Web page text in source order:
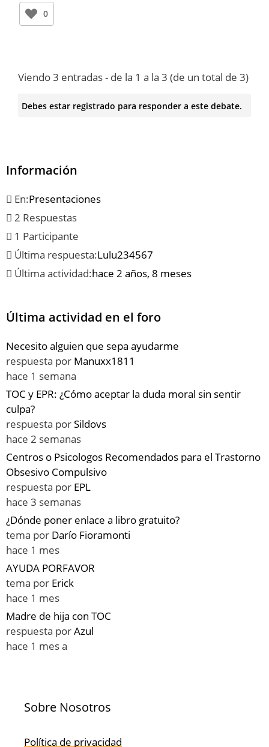
0
Viendo 3 entradas - de la 1 a la 3 (de un total de 3)
Debes estar registrado para responder a este debate.
Información
En:Presentaciones
2 Respuestas
1 Participante
Última respuesta:Lulu234567
Última actividad:hace 2 años, 8 meses
Última actividad en el foro
Necesito alguien que sepa ayudarme
respuesta por Manuxx1811
hace 1 semana
TOC y EPR: ¿Cómo aceptar la duda moral sin sentir
culpa?
respuesta porSildovs
hace 2 semanas
Centros o Psicologos Recomendados para el Trastorno
Obsesivo Compulsivo
respuesta por EPL
hace 3 semanas
¿Dónde poner enlace a libro gratuito?
tema por Darío Fioramonti
hace 1 mes
AYUDA PORFAVOR
tema por Erick
hace 1 mes
Madre de hija con TOC
respuesta porAzul
hace 1 mes a
Sobre Nosotros
Política de privacidad